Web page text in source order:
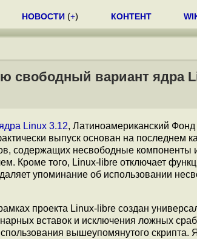
НОВОСТИ (+) КОНТЕНТ
свободный вариант ядра
ядра Linux 3.12, Латиноамериканский
выпуск основан на последнем
содержащих несвободные компоненты
Кроме того, Linux-libre отключает
упоминание об использовании
проекта Linux-libre создан
вставок и исключения ложных
вышеупомянутого